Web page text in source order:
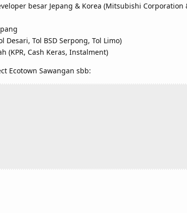
besar Jepang & Korea (Mitsubishi Corporation
Desari, Tol BSD Serpong, Tol Limo)
(KPR, Cash Keras, Instalment)
Ecotown Sawangan sbb: